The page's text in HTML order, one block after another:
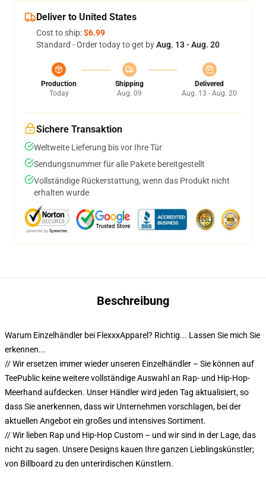
Deliver to United States
Cost to ship:$6.99
Standard - Order today to get byAug. 13 - Aug. 20
Production
Today
Shipping
Aug. 09
Delivered
Aug. 13 - Aug. 20
Sichere Transaktion
Weltweite Lieferung bis vor Ihre Tür
Sendungsnummer für alle Pakete bereitgestellt
Vollständige Rückerstattung, wenn das Produkt nicht
erhalten wurde
Beschreibung
Warum Einzelhändler bei FlexxxApparel? Richtig... Lassen Sie mich Sie
erkennen...
// Wir ersetzen immer wieder unseren Einzelhändler – Sie können auf
TeePublic keine weitere vollständige Auswahl an Rap- und Hip-Hop-
Meerhand aufdecken. Unser Händler wird jeden Tag aktualisiert, so
dass Sie anerkennen, dass wir Unternehmen vorschlagen, bei der
aktuellen Angebot ein großes und intensives Sortiment.
// Wir lieben Rap und Hip-Hop Custom – und wir sind in der Lage, das
nicht zu sagen. Unsere Designs kauen Ihre ganzen Lieblingskünstler;
von Billboard zu den unterirdischen Künstlern.